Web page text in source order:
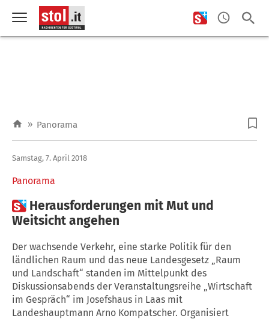
» Panorama
Panorama
Samstag, 7. April 2018
 Herausforderungen mit Mut und
Weitsicht angehen
Der wachsende Verkehr, eine starke Politik für den
ländlichen Raum und das neue Landesgesetz „Raum
und Landschaft“ standen im Mittelpunkt des
Diskussionsabends der Veranstaltungsreihe „Wirtschaft
im Gespräch“ im Josefshaus in Laas mit
Landeshauptmann Arno Kompatscher. Organisiert